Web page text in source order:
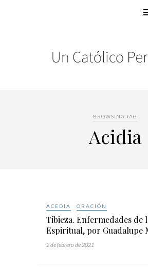
BROWSING TAG
Acidia
ACEDIA ORACIÓN
Tibieza. Enfermedades de
Espiritual, por Guadalupe
2 de febrero de 2021